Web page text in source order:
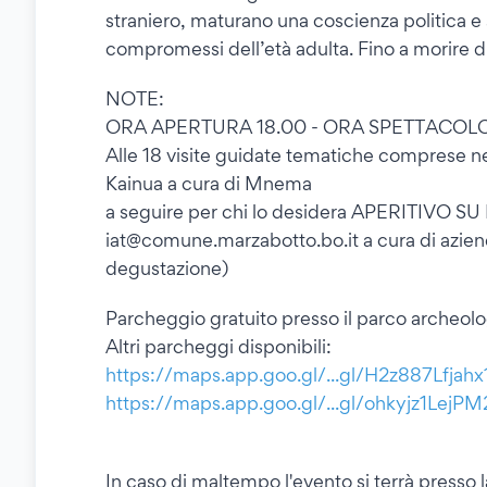
straniero, maturano una coscienza politica
compromessi dell’età adulta. Fino a morire
NOTE:
ORA APERTURA 18.00 - ORA
Alle 18 visite guidate tematiche comprese
Kainua a cura di Mnema
a seguire per chi lo desidera APERITIVO
iat@comune.marzabotto.bo.it a cura di
degustazione)
Parcheggio gratuito presso il parco
Altri parcheggi disponibili:
https://maps.app.goo.gl/...gl/
https://maps.app.goo.gl/...gl/
In caso di maltempo l'evento si terrà